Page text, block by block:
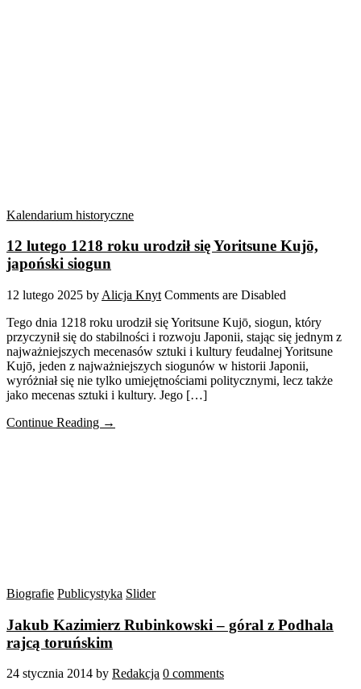
Kalendarium historyczne
12 lutego 1218 roku urodził się Yoritsune Kujō,
japoński siogun
12 lutego 2025 by Alicja Knyt Comments are Disabled
Tego dnia 1218 roku urodził się Yoritsune Kujō, siogun, który
przyczynił się do stabilności i rozwoju Japonii, stając się jednym z
najważniejszych mecenasów sztuki i kultury feudalnej Yoritsune
Kujō, jeden z najważniejszych siogunów w historii Japonii,
wyróżniał się nie tylko umiejętnościami politycznymi, lecz także
jako mecenas sztuki i kultury. Jego […]
Continue Reading →
Biografie Publicystyka Slider
Jakub Kazimierz Rubinkowski – góral z Podhala
rajcą toruńskim
24 stycznia 2014 by Redakcja 0 comments